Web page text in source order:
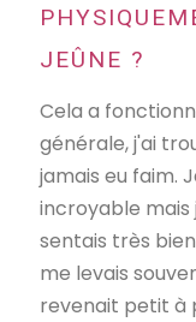
JEÛNE ?
Cela a
générale, j'ai
jamais eu faim.
incroyable mais
sentais très
me levais
revenait petit à